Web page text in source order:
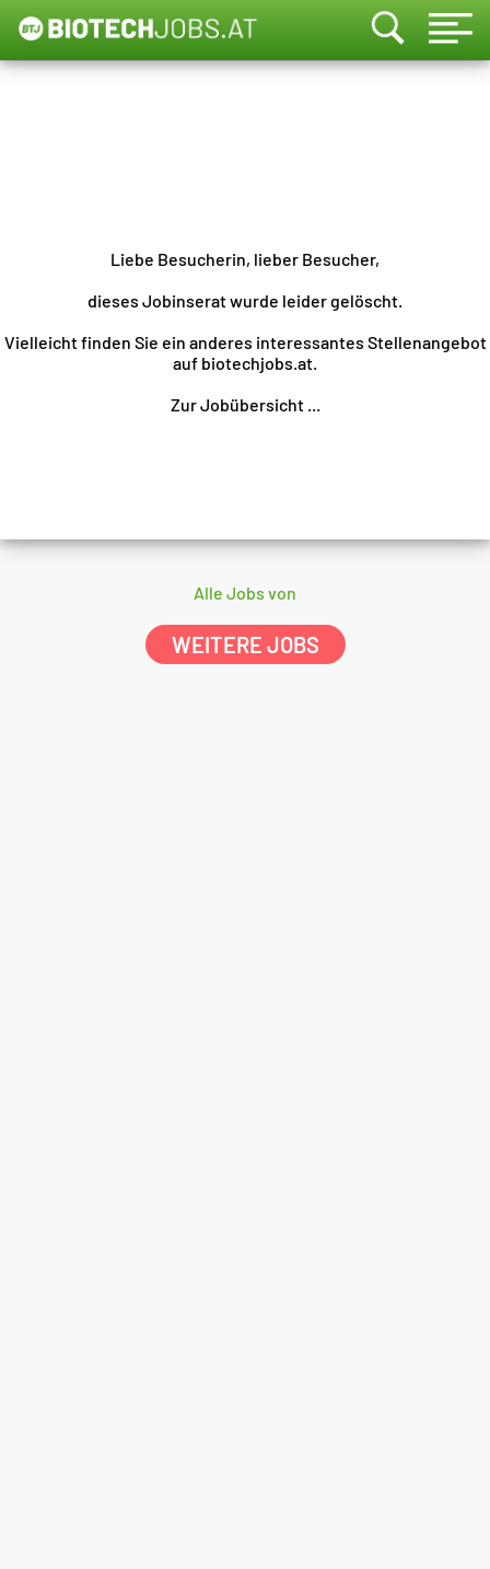
Liebe Besucherin, lieber Besucher,
dieses Jobinserat wurde leider gelöscht.
Vielleicht finden Sie ein anderes interessantes Stellenangebot
auf biotechjobs.at.
Zur Jobübersicht ...
Alle Jobs von
WEITERE JOBS